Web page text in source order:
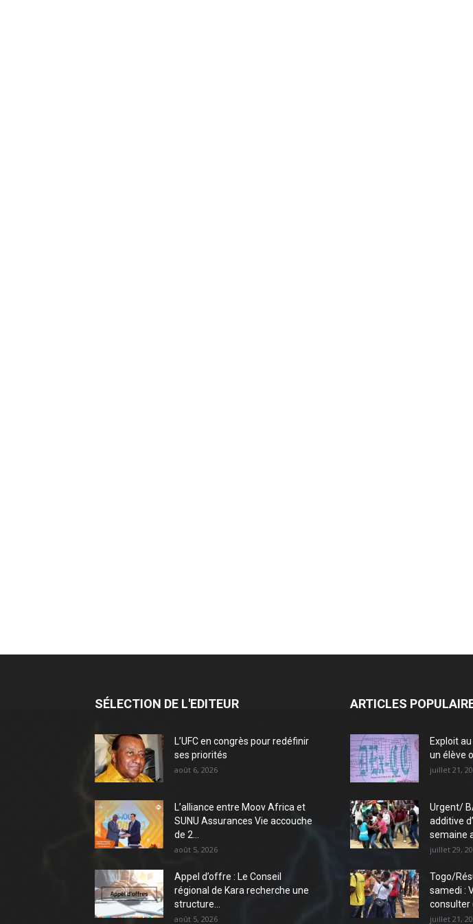
SÉLECTION DE L'EDITEUR
L’UFC en congrès pour redéfinir
ses priorités
août 6, 2026
L’alliance entre Moov Africa et
SUNU Assurances Vie accouche
de 2...
août 5, 2026
Appel d’offre : Le Conseil
régional de Kara recherche une
structure...
août 5, 2026
ARTICLES
Exploit au
un élève
juillet 21,
Urgent/
additive
semaine
juillet 29,
Togo/
samedi :
consulter
juillet 21,